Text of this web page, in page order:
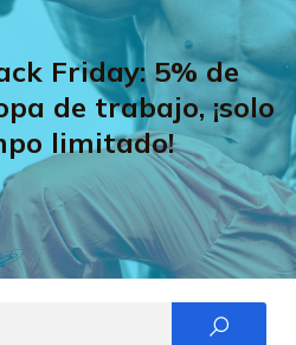
Friday: 5% de
de trabajo, ¡solo
limitado!